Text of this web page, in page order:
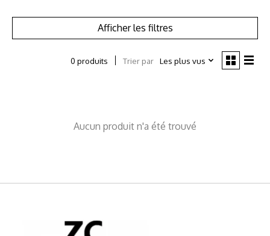
Afficher les filtres
0 produits Trier par Les plus vus
Aucun produit n'a été trouvé